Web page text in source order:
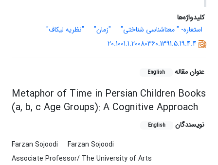
کلیدواژه‌ها
استعاره- " معناشناسی شناختی"
"زمان"
"نظریه لیکاف"
20.1001.1.20080360.1391.5.19.4.4
عنوان مقاله English
Metaphor of Time in Persian Children Books
(a, b, c Age Groups): A Cognitive Approach
نویسندگان English
Farzan Sojoodi
Farzan Sojoodi
Associate Professor/ The University of Arts